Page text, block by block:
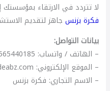
لا تتردد في الارتقاء
فكرة بزنسجاهز لتقديم
بيانات التواصل:
– الهاتف / واتساب: 0565440185
– الموقع الإلكتروني: www.ideabz.com
– الاسم التجاري: فكرة بزنس